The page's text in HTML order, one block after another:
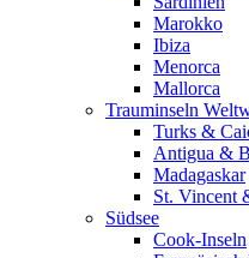
Marokko
Ibiza
Menorca
Mallorca
Trauminseln
Turks &
Antigua &
Madagaskar
St. Vincent
Südsee
Cook-Inseln